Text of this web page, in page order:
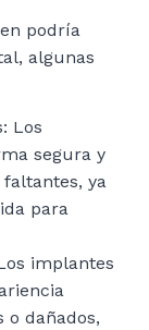
podría
algunas
Los
segura y
ya
para
implantes
o dañados,